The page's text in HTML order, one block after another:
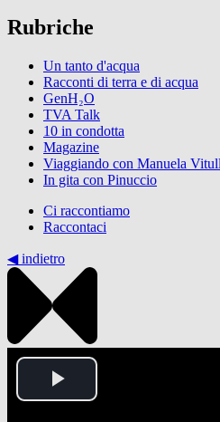
Rubriche
Un tanto d'acqua
Racconti di terra e di acqua
GenH₂O
TVA Talk
10 in condotta
Magazine
Viaggiando con Manuela
In gita con Pinuccio
Ci raccontiamo
Raccontaci
◀︎ indietro
Play